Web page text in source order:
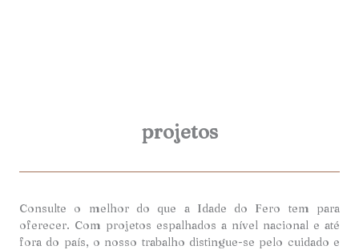
projetos
Consulte o melhor do que a Idade do Fero tem para
oferecer. Com projetos espalhados a nível nacional e até
fora do país, o nosso trabalho distingue-se pelo cuidado e